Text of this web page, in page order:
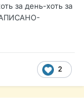
за день-хоть за
2